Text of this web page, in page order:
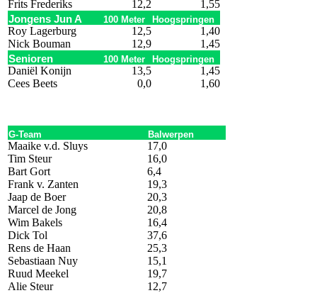
Frits Frederiks
12,2 1,55
Jongens Jun A 100 Meter Hoogspringen
Roy Lagerburg 12,5
1,40
Nick Bouman
12,9 1,45
Senioren 100 Meter Hoogspringen
Daniël Konijn 13,5
1,45
Cees Beets
0,0 1,60
G-Team Balwerpen
Maaike v.d. Sluys
17,0
Tim Steur
16,0
Bart Gort
6,4
Frank v. Zanten
19,3
Jaap de Boer
20,3
Marcel de Jong
20,8
Wim Bakels
16,4
Dick Tol
37,6
Rens de Haan
25,3
Sebastiaan Nuy
15,1
Ruud Meekel
19,7
Alie Steur
12,7